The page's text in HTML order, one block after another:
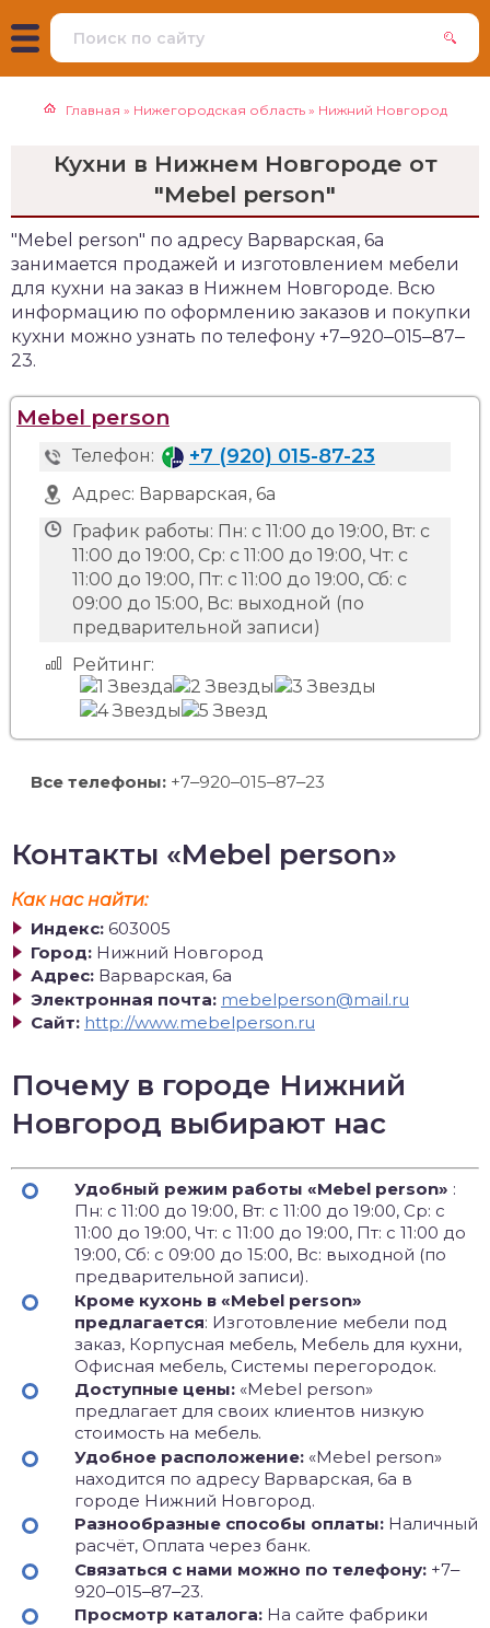
Главная » Нижегородская область » Нижний Новгород
Кухни в Нижнем Новгороде от
"Mebel person"
"Mebel person" по адресу Варварская, 6а
занимается продажей и изготовлением мебели
для кухни на заказ в Нижнем Новгороде. Всю
информацию по оформлению заказов и покупки
кухни можно узнать по телефону +7‒920‒015‒87‒
23.
Mebel person
Телефон: +7 (920) 015-87-23
Адрес: Варварская, 6а
График работы: Пн: с 11:00 до 19:00, Вт: с
11:00 до 19:00, Ср: с 11:00 до 19:00, Чт: с
11:00 до 19:00, Пт: с 11:00 до 19:00, Сб: с
09:00 до 15:00, Вс: выходной (по
предварительной записи)
Рейтинг:
Все телефоны: +7‒920‒015‒87‒23
Контакты «Mebel person»
Как нас найти:
Индекс: 603005
Город: Нижний Новгород
Адрес: Варварская, 6а
Электронная почта: mebelperson@mail.ru
Сайт: http://www.mebelperson.ru
Почему в городе Нижний
Новгород выбирают нас
Удобный режим работы «Mebel person» :
Пн: с 11:00 до 19:00, Вт: с 11:00 до 19:00, Ср: с
11:00 до 19:00, Чт: с 11:00 до 19:00, Пт: с 11:00 до
19:00, Сб: с 09:00 до 15:00, Вс: выходной (по
предварительной записи).
Кроме кухонь в «Mebel person»
предлагается: Изготовление мебели под
заказ, Корпусная мебель, Мебель для кухни,
Офисная мебель, Системы перегородок.
Доступные цены: «Mebel person»
предлагает для своих клиентов низкую
стоимость на мебель.
Удобное расположение: «Mebel person»
находится по адресу Варварская, 6а в
городе Нижний Новгород.
Разнообразные способы оплаты: Наличный
расчёт, Оплата через банк.
Связаться с нами можно по телефону: +7‒
920‒015‒87‒23.
Просмотр каталога: На сайте фабрики